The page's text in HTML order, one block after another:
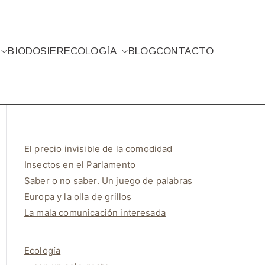
BIODOSIERECOLOGÍA BLOGCONTACTO
El precio invisible de la comodidad
Insectos en el Parlamento
Saber o no saber. Un juego de palabras
Europa y la olla de grillos
La mala comunicación interesada
Ecología